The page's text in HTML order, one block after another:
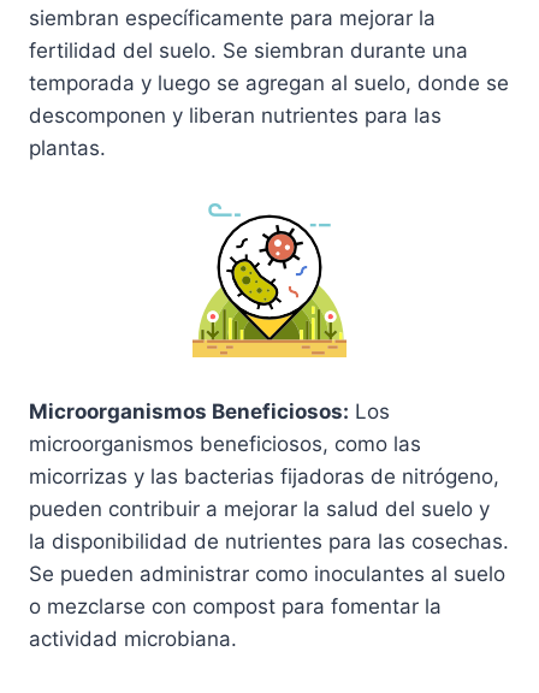
siembran específicamente para mejorar la
fertilidad del suelo. Se siembran durante una
temporada y luego se agregan al suelo, donde se
descomponen y liberan nutrientes para las
plantas.
Microorganismos Beneficiosos: Los
microorganismos beneficiosos, como las
micorrizas y las bacterias fijadoras de nitrógeno,
pueden contribuir a mejorar la salud del suelo y
la disponibilidad de nutrientes para las cosechas.
Se pueden administrar como inoculantes al suelo
o mezclarse con compost para fomentar la
actividad microbiana.